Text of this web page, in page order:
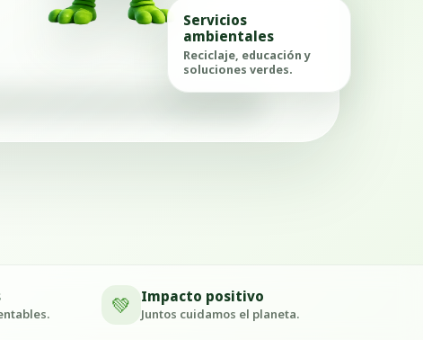
Servicios
ambientales
Reciclaje, educación y
soluciones verdes.
💚 Impacto positivo
Juntos cuidamos el planeta.